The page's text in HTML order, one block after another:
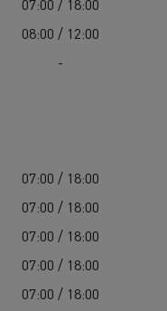
07:00 / 18:00
08:00 / 12:00
-
07:00 / 18:00
07:00 / 18:00
07:00 / 18:00
07:00 / 18:00
07:00 / 18:00